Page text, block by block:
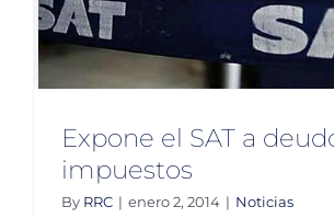
Expone el SAT a
impuestos
By RRC | enero 2, 2014 | Noticias